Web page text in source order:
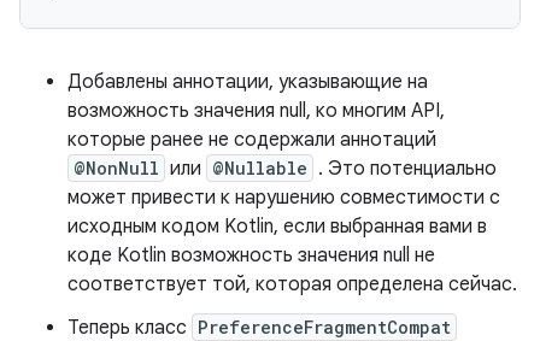
Добавлены аннотации, указывающие на
возможность значения null, ко многим API,
которые ранее не содержали аннотаций
@NonNull или @Nullable . Это потенциально
может привести к нарушению совместимости с
исходным кодом Kotlin, если выбранная вами в
коде Kotlin возможность значения null не
соответствует той, которая определена сейчас.
Теперь класс PreferenceFragmentCompat